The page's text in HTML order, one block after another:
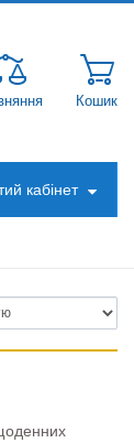
Кошик
кабінет